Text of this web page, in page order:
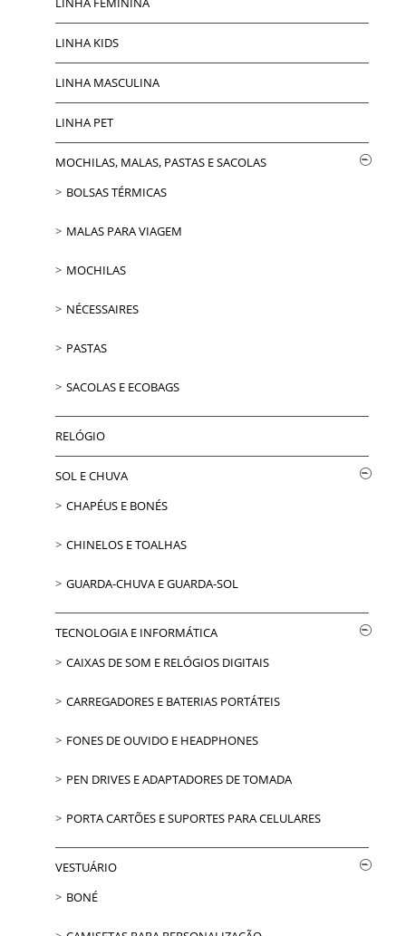
LINHA KIDS
LINHA MASCULINA
LINHA PET
MOCHILAS, MALAS, PASTAS E SACOLAS
BOLSAS TÉRMICAS
MALAS PARA VIAGEM
MOCHILAS
NÉCESSAIRES
PASTAS
SACOLAS E ECOBAGS
RELÓGIO
SOL E CHUVA
CHAPÉUS E BONÉS
CHINELOS E TOALHAS
GUARDA-CHUVA E GUARDA-SOL
TECNOLOGIA E INFORMÁTICA
CAIXAS DE SOM E RELÓGIOS DIGITAIS
CARREGADORES E BATERIAS PORTÁTEIS
FONES DE OUVIDO E HEADPHONES
PEN DRIVES E ADAPTADORES DE TOMADA
PORTA CARTÕES E SUPORTES PARA CELULARES
VESTUÁRIO
BONÉ